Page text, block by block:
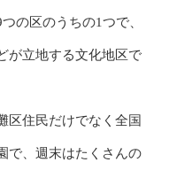
の区のうちの1つで、
が立地する文化地区で
区住民だけでなく全国
で、週末はたくさんの